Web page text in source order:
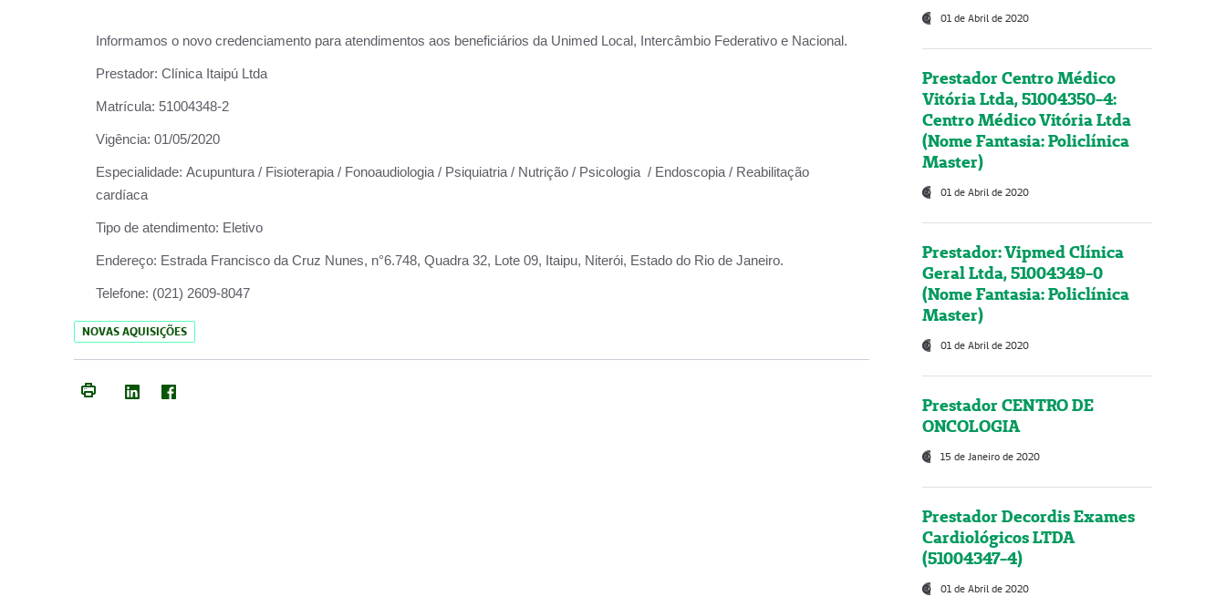
Informamos o novo credenciamento para atendimentos aos beneficiários da Unimed Local, Intercâmbio Federativo e Nacional.
Prestador: Clínica Itaipú Ltda
Matrícula: 51004348-2
Vigência: 01/05/2020
Especialidade: Acupuntura / Fisioterapia / Fonoaudiologia / Psiquiatria / Nutrição / Psicologia / Endoscopia / Reabilitação
cardíaca
Tipo de atendimento: Eletivo
Endereço: Estrada Francisco da Cruz Nunes, n°6.748, Quadra 32, Lote 09, Itaipu, Niterói, Estado do Rio de Janeiro.
Telefone: (021) 2609-8047
NOVAS AQUISIÇÕES
01 de Abril de 2020
Prestador Centro Médico
Vitória Ltda, 51004350-4:
Centro Médico Vitória Ltda
(Nome Fantasia: Policlínica
Master)
01 de Abril de 2020
Prestador: Vipmed Clínica
Geral Ltda, 51004349-0
(Nome Fantasia: Policlínica
Master)
01 de Abril de 2020
Prestador CENTRO DE
ONCOLOGIA
15 de Janeiro de 2020
Prestador Decordis Exames
Cardiológicos LTDA
(51004347-4)
01 de Abril de 2020